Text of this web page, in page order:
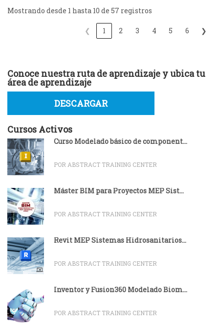
Mostrando desde 1 hasta 10 de 57 registros
❮ 1 2 3 4 5 6 ❯
Conoce nuestra ruta de aprendizaje y ubica tu
área de aprendizaje
DESCARGAR
Cursos Activos
Curso Modelado básico de component...
POR ABSTRACT TRAINING CENTER
Máster BIM para Proyectos MEP Sist...
POR ABSTRACT TRAINING CENTER
Revit MEP Sistemas Hidrosanitarios...
POR ABSTRACT TRAINING CENTER
Inventor y Fusion360 Modelado Biom...
POR ABSTRACT TRAINING CENTER